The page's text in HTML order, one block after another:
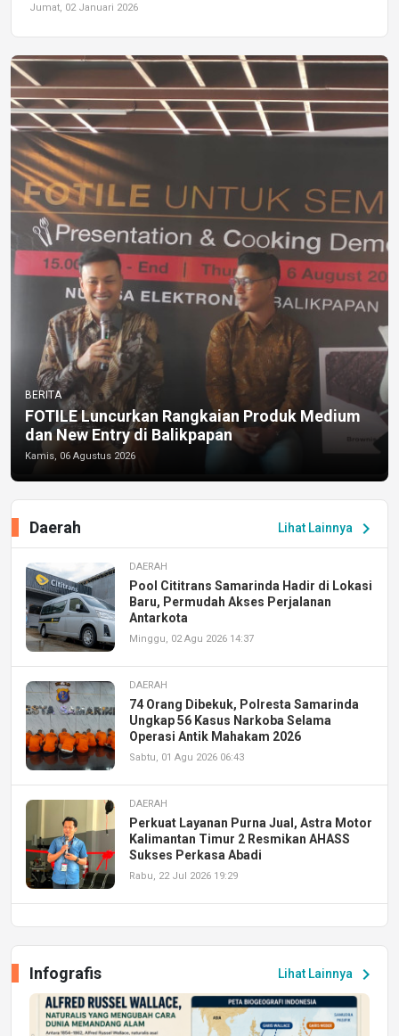
Jumat, 02 Januari 2026
BERITA
FOTILE Luncurkan Rangkaian Produk Medium
dan New Entry di Balikpapan
Kamis, 06 Agustus 2026
Lihat Lainnya chevron_right
Daerah
DAERAH
Pool Cititrans Samarinda Hadir di Lokasi
Baru, Permudah Akses Perjalanan
Antarkota
Minggu, 02 Agu 2026 14:37
DAERAH
74 Orang Dibekuk, Polresta Samarinda
Ungkap 56 Kasus Narkoba Selama
Operasi Antik Mahakam 2026
Sabtu, 01 Agu 2026 06:43
DAERAH
Perkuat Layanan Purna Jual, Astra Motor
Kalimantan Timur 2 Resmikan AHASS
Sukses Perkasa Abadi
Rabu, 22 Jul 2026 19:29
Peluang Kerja dan Magang
Jumat, 17 Jul 2026 22:30
Lihat Lainnya chevron_right
Infografis